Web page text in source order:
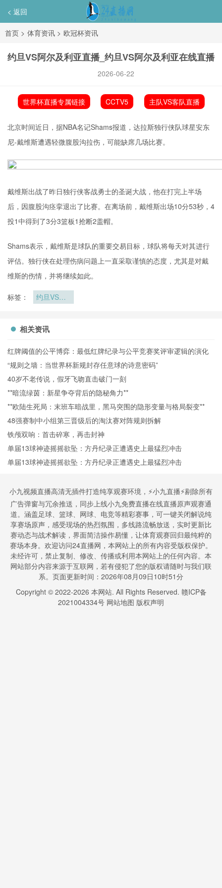
< 返回
首页 > 体育资讯 > 欧冠杯资讯
约旦VS阿尔及利亚直播_约旦VS阿尔及利亚在线直播
2026-06-22
世界杯直播专属链接 CCTV5 主队VS客队直播
北京时间近日，据NBA名记Shams报道，达拉斯独行侠队球星安东
尼-戴维斯遭遇轻微腹股沟拉伤，可能缺席几场比赛。
戴维斯出战了昨日独行侠客战勇士的圣诞大战，他在打完上半场
后，因腹股沟痉挛退出了比赛。在离场前，戴维斯出场10分53秒，4
投1中得到了3分3篮板1抢断2盖帽。
Shams表示，戴维斯是球队的重要交易目标，球队将每天对其进行
评估。独行侠在处理伤病问题上一直采取谨慎的态度，尤其是对戴
维斯的伤情，并将继续如此。
标签：
约旦VS阿
阿尔及利亚
相关资讯
红牌阈值的公平博弈：最低红牌纪录与公平竞赛奖评审逻辑的演化
“规则之墙：当世界杯新规封存任意球的诗意密码”
40岁不老传说，假牙飞吻直击破门一刻
**暗流绿茵：新星争夺背后的隐秘角力**
**欧陆生死局：末班车暗战里，黑马突围的隐形变量与格局裂变**
48强赛制中小组第三晋级后的淘汰赛对阵规则拆解
铁颅双响：首击碎寒，再击封神
单届13球神迹摇摇欲坠：方丹纪录正遭遇史上最猛烈冲击
单届13球神迹摇摇欲坠：方丹纪录正遭遇史上最猛烈冲击
小九视频直播高清无插件打造纯享观赛环境，⚡小九直播⚡剔除所有
广告弹窗与冗余推送，同步上线小九免费直播在线直播原声观赛通
道。涵盖足球、篮球、网球、电竞等精彩赛事，可一键关闭解说纯
享赛场原声，感受现场的热烈氛围，多线路流畅放送，实时更新比
赛动态与战术解读，界面简洁操作易懂，让体育观赛回归最纯粹的
赛场本身。欢迎访问24直播网，本网站上的所有内容受版权保护。
未经许可，禁止复制、修改、传播或利用本网站上的任何内容。本
网站部分内容来源于互联网，若有侵犯了您的版权请随时与我们联
系。页面更新时间：2026年08月09日10时51分
Copyright © 2022-2026 本网站. All Rights Reserved. 赣ICP备
2021004334号 网站地图 版权声明